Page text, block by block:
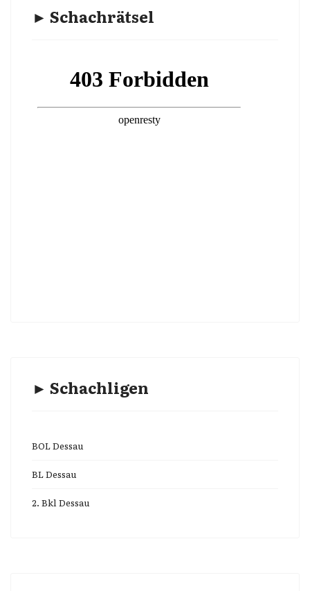
► Schachrätsel
► Schachligen
BOL Dessau
BL Dessau
2. Bkl Dessau